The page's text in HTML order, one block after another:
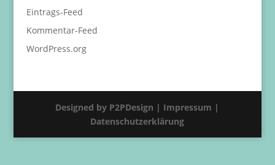
Eintrags-Feed
Kommentar-Feed
WordPress.org
Designed by P2PDesign | Impressum |
Datenschutzerklärung